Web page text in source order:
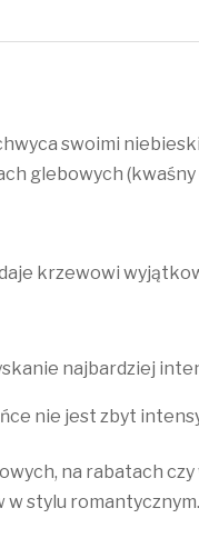
swoimi
glebowych
krzewowi
najbardziej
nie jest zbyt
na rabatach
w stylu romantycznym.